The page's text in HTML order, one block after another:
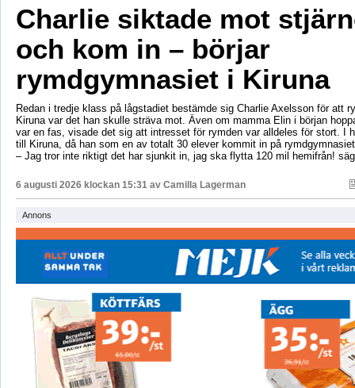
Charlie siktade mot
och kom in – börjar
rymdgymnasiet i Kiruna
Redan i tredje klass på lågstadiet bestämde sig Charlie Axelsson för att
Kiruna var det han skulle sträva mot. Även om mamma Elin i början
var en fas, visade det sig att intresset för rymden var alldeles för stort. I
till Kiruna, då han som en av totalt 30 elever kommit in på
– Jag tror inte riktigt det har sjunkit in, jag ska flytta 120 mil hemifrån!
6 augusti 2026 klockan 15:31 av Camilla Lagerman
Annons